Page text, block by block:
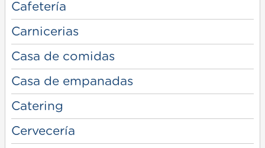
Cafetería
Carnicerias
Casa de comidas
Casa de empanadas
Catering
Cervecería